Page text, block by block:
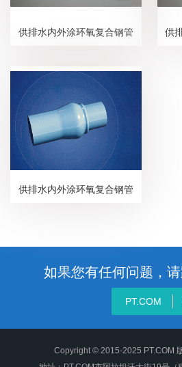
供排水内外涂环氧复合钢管 供
供排水内外涂环氧复合钢管
如果您有任何问题，请
PT.COM
Copyright © 2015-2025 PT.COM